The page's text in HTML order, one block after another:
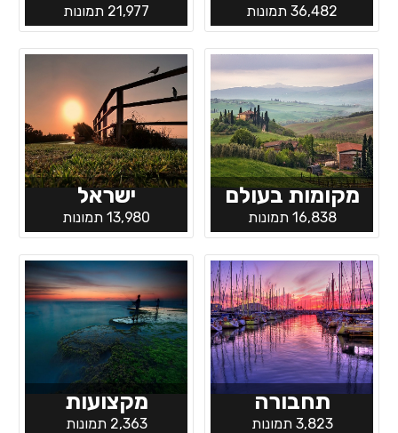
36,482 תמונות 21,977 תמונות
מקומות בעולם
16,838 תמונות
ישראל
13,980 תמונות
תחבורה
3,823 תמונות
מקצועות
2,363 תמונות